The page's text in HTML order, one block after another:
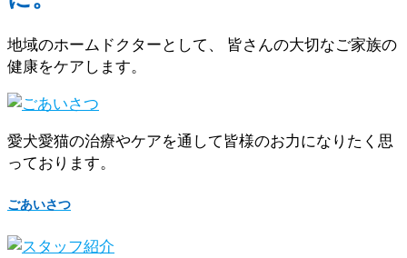
地域のホームドクターとして、 皆さんの大切なご家族の
健康をケアします。
愛犬愛猫の治療やケアを通して皆様のお力になりたく思
っております。
ごあいさつ